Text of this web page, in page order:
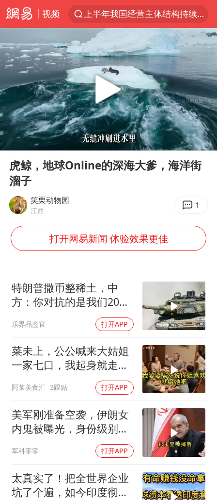
视频
上半年我国经营主体结构持续优化
白海豚将给京津冀带来大暴雨
《披荆斩棘2026》阵容官宣
国足U17与阿森纳决赛取消 并列冠军
2025年小学教师减少13.19万
王艺迪2-4不敌张本美和止步4强
以军士兵把枪口对准中国记者
上门女婿出轨女邻居多年被判重婚罪
韩军前线部队连曝丑闻
挡“张雪机车”民进党当局怕什么
灌溉水坝被隔成鱼塘 村民投诉20余年
中国第1高楼阻尼器摆动明显
奋力开创中国式现代化建设新局面
Play
00:00 06:20
虎鲸，地球Online的深海大爹，海洋街
溜子
笑栗动物园
江西 1
打开网易新闻 体验效果更佳
特朗普撒币整稀土，中
方：你对抗的是我们20年
乐界品鉴官 打开APP
菜未上，公公喊来大姑姐
一家七口，我起身就走，
他怒喊：一万三谁付？
阿莱美食汇 3跟贴 打开APP
美军刚准备空袭，伊朗女
内鬼被曝光，身份级别很
军科零零 打开APP
太真实了！把全世界企业
坑了个遍，如今印度彻底